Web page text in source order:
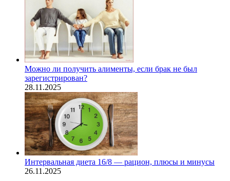
Можно ли получить алименты, если брак не был
зарегистрирован?
28.11.2025
Интервальная диета 16/8 — рацион, плюсы и минусы
26.11.2025